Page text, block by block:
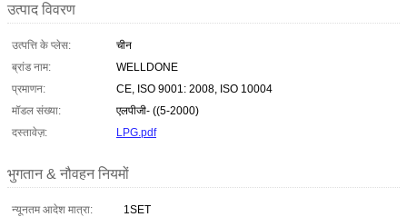
उत्पाद विवरण
उत्पत्ति के प्लेस:
चीन
ब्रांड नाम:
WELLDONE
प्रमाणन:
CE, ISO 9001: 2008, ISO 10004
मॉडल संख्या:
एलपीजी- ((5-2000)
दस्तावेज़:
LPG.pdf
भुगतान & नौवहन नियमों
न्यूनतम आदेश मात्रा:
1SET